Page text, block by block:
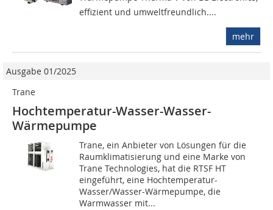
effizient und umweltfreundlich....
mehr
Ausgabe 01/2025
Trane
Hochtemperatur-Wasser-Wasser-
Wärmepumpe
Trane, ein Anbieter von Lösungen für die
Raumklimatisierung und eine Marke von
Trane Technologies, hat die RTSF HT
eingeführt, eine Hochtemperatur-
Wasser/Wasser-Wärmepumpe, die
Warmwasser mit...